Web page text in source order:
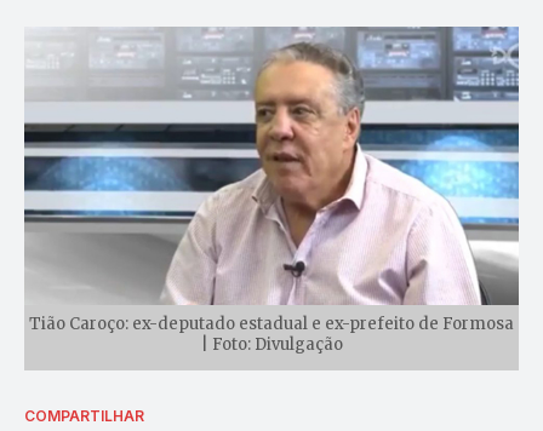
Tião Caroço: ex-deputado estadual e ex-prefeito de Formosa
| Foto: Divulgação
COMPARTILHAR